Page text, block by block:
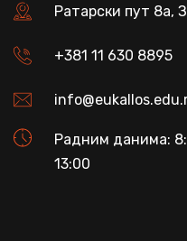
Ратарски пут 8а,
+381 11 630 8895
Радним данима:
13:00